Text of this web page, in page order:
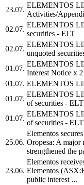
23.07.
ELEMENTOS
Activities/
02.07.
ELEMENTOS
securities - ELT
02.07.
ELEMENTOS
unquoted
01.07.
ELEMENTOS
Interest Notice x 2
01.07. ELEMENTOS
01.07.
ELEMENTOS
of securities - ELT
01.07.
ELEMENTOS
of securities - ELT
25.06.
Elementos
Oropesa: A major
strengthened the
23.06.
Elementos
Elementos
public interest ...